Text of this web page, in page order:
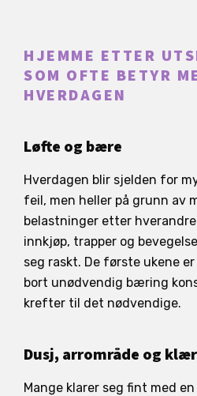
HJEMME ETTER
SOM OFTE BETYR
HVERDAGEN
Løfte og bære
Hverdagen blir sjelden for
feil, men heller på grunn av
belastninger etter
innkjøp, trapper og
seg raskt. De første ukene
bort unødvendig bæring
krefter til det nødvendige.
Dusj, arrområde og klær
Mange klarer seg fint med